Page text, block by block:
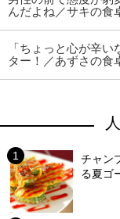
んだよね／サキの食
「ちょっと心が辛
ター！／あずさの食
チャン
る夏ゴ